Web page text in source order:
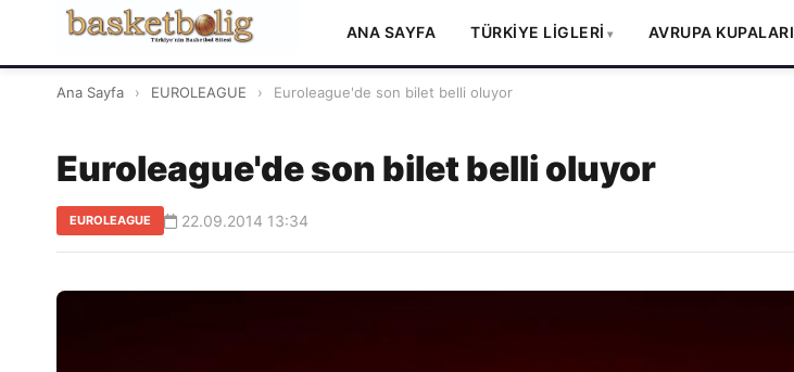
ANA SAYFA TÜRKİYE LİGLERİ AVRUPA KUPALARI
Ana Sayfa › EUROLEAGUE › Euroleague'de son bilet belli oluyor
Euroleague'de son bilet belli oluyor
EUROLEAGUE 22.09.2014 13:34